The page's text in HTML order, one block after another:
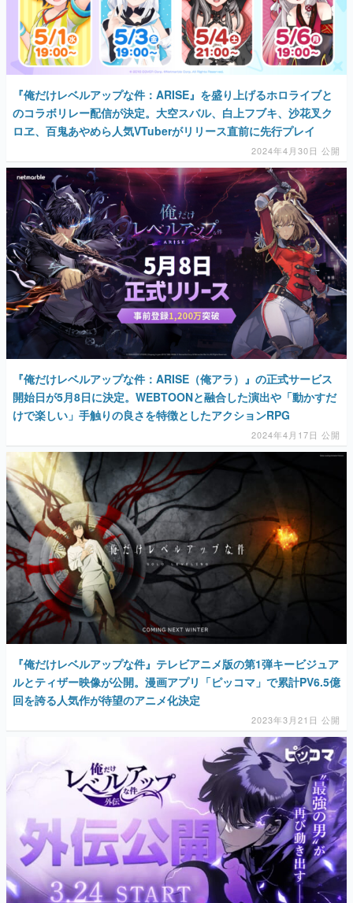
なんでゲームは面白い？
ゲーム開発者・hamatsu氏がゲームの魅力を画面や操作の
具体的な形から解き明かしていく、硬派で骨太な評論連載
です。
ゲームが変えた日本語
「経験値」「裏技」「ラスボス」… ゲームにまつわる言葉
の起源や用法の変遷を、コンピューター文化史研究家・タ
イニーP氏が徹底調査。
カテゴリ
特集記事
マンガ
女性向け
アプリレビュー
その他
電ファミニコゲーマーとは？
運営：株式会社マレ
『俺だけレベルアップな件：ARISE』を盛り上げるホロライブと
のコラボリレー配信が決定。大空スバル、白上フブキ、沙花叉ク
ロヱ、百鬼あやめら人気VTuberがリリース直前に先行プレイ
2024年4月30日 公開
『俺だけレベルアップな件：ARISE（俺アラ）』の正式サービス
開始日が5月8日に決定。WEBTOONと融合した演出や「動かすだ
けで楽しい」手触りの良さを特徴としたアクションRPG
2024年4月17日 公開
『俺だけレベルアップな件』テレビアニメ版の第1弾キービジュア
ルとティザー映像が公開。漫画アプリ「ピッコマ」で累計PV6.5億
回を誇る人気作が待望のアニメ化決定
2023年3月21日 公開